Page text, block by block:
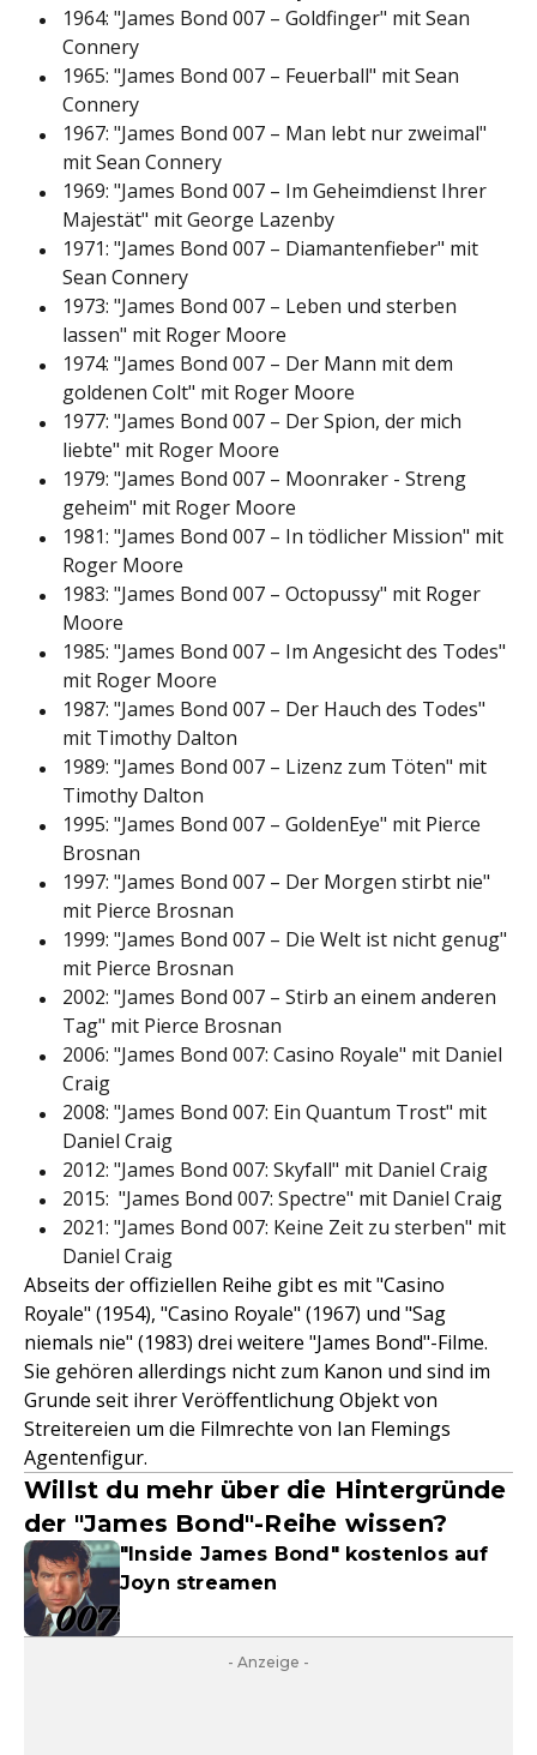
1964: "James Bond 007 – Goldfinger" mit Sean
Connery
1965: "James Bond 007 – Feuerball" mit Sean
Connery
1967: "James Bond 007 – Man lebt nur zweimal"
mit Sean Connery
1969: "James Bond 007 – Im Geheimdienst Ihrer
Majestät" mit George Lazenby
1971: "James Bond 007 – Diamantenfieber" mit
Sean Connery
1973: "James Bond 007 – Leben und sterben
lassen" mit Roger Moore
1974: "James Bond 007 – Der Mann mit dem
goldenen Colt" mit Roger Moore
1977: "James Bond 007 – Der Spion, der mich
liebte" mit Roger Moore
1979: "James Bond 007 – Moonraker - Streng
geheim" mit Roger Moore
1981: "James Bond 007 – In tödlicher Mission" mit
Roger Moore
1983: "James Bond 007 – Octopussy" mit Roger
Moore
1985: "James Bond 007 – Im Angesicht des Todes"
mit Roger Moore
1987: "James Bond 007 – Der Hauch des Todes"
mit Timothy Dalton
1989: "James Bond 007 – Lizenz zum Töten" mit
Timothy Dalton
1995: "James Bond 007 – GoldenEye" mit Pierce
Brosnan
1997: "James Bond 007 – Der Morgen stirbt nie"
mit Pierce Brosnan
1999: "James Bond 007 – Die Welt ist nicht genug"
mit Pierce Brosnan
2002: "James Bond 007 – Stirb an einem anderen
Tag" mit Pierce Brosnan
2006: "James Bond 007: Casino Royale" mit Daniel
Craig
2008: "James Bond 007: Ein Quantum Trost" mit
Daniel Craig
2012: "James Bond 007: Skyfall" mit Daniel Craig
2015: "James Bond 007: Spectre" mit Daniel Craig
2021: "James Bond 007: Keine Zeit zu sterben" mit
Daniel Craig
Abseits der offiziellen Reihe gibt es mit "Casino
Royale" (1954), "Casino Royale" (1967) und "Sag
niemals nie" (1983) drei weitere "James Bond"-Filme.
Sie gehören allerdings nicht zum Kanon und sind im
Grunde seit ihrer Veröffentlichung Objekt von
Streitereien um die Filmrechte von Ian Flemings
Agentenfigur.
Willst du mehr über die Hintergründe
der "James Bond"-Reihe wissen?
"Inside James Bond" kostenlos auf
Joyn streamen
- Anzeige -